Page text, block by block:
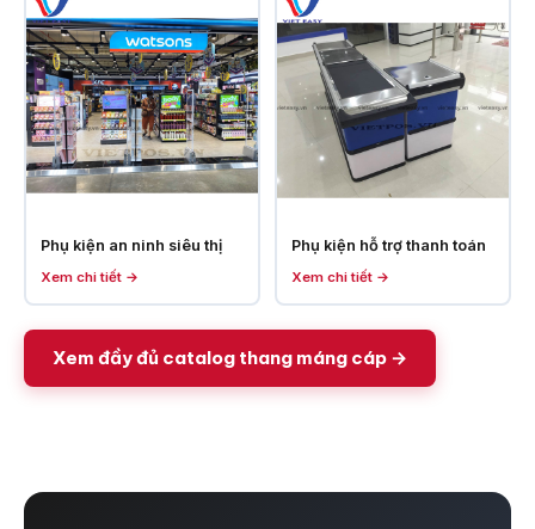
Phụ kiện an ninh siêu thị
Xem chi tiết →
Phụ kiện hỗ trợ thanh toán
Xem chi tiết →
Xem đầy đủ catalog thang máng cáp →